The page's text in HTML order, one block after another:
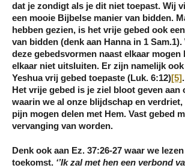
dat je zondigt als je dit niet toepast. Wij
een mooie Bijbelse manier van bidden.
hebben gezien, is het vrije gebed ook
van bidden (denk aan Hanna in 1 Sam.1).
deze gebedsvormen naast elkaar mogen
elkaar niet uitsluiten. Er zijn namelijk
Yeshua vrij gebed toepaste (Luk. 6:12)[5].
Het vrije gebed is je ziel bloot geven aan
waarin we al onze blijdschap en verdriet,
pijn mogen delen met Hem. Vast gebed
vervanging van worden.
Denk ook aan Ez. 37:26-27 waar we
toekomst. ‘’Ik zal met hen een verbond